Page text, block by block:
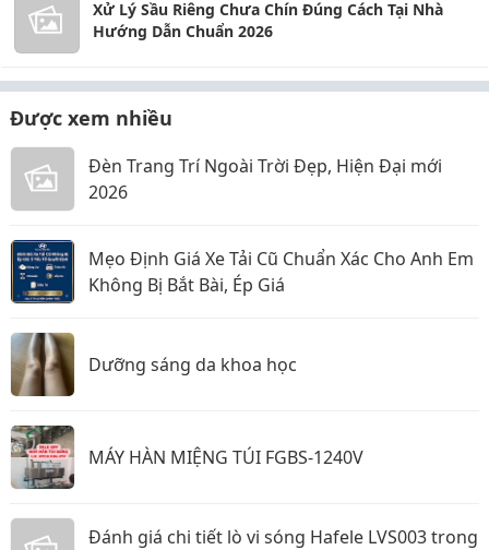
Xử Lý Sầu Riêng Chưa Chín Đúng Cách Tại Nhà
Hướng Dẫn Chuẩn 2026
Được xem nhiều
Đèn Trang Trí Ngoài Trời Đẹp, Hiện Đại mới
2026
Mẹo Định Giá Xe Tải Cũ Chuẩn Xác Cho Anh Em
Không Bị Bắt Bài, Ép Giá
Dưỡng sáng da khoa học
MÁY HÀN MIỆNG TÚI FGBS-1240V
Đánh giá chi tiết lò vi sóng Hafele LVS003 trong